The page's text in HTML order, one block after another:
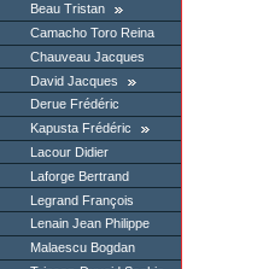
Beau Tristan
Camacho Toro Reina
Chauveau Jacques
David Jacques
Derue Frédéric
Kapusta Frédéric
Lacour Didier
Laforge Bertrand
Legrand François
Lenain Jean Philippe
Malaescu Bogdan